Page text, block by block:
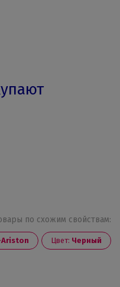
по схожим свойствам:
Цвет: Черный